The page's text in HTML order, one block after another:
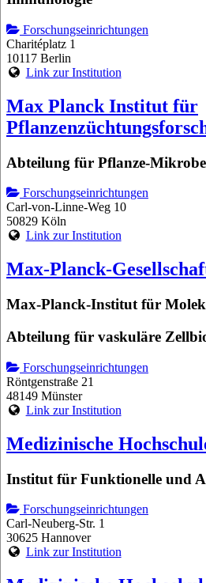
Forschungseinrichtungen
Charitéplatz 1
10117 Berlin
Link zur Institution
Max Planck Institut für
Abteilung für Pflanze-
Forschungseinrichtungen
Carl-von-Linne-Weg 10
50829 Köln
Link zur Institution
Max-Planck-
Max-Planck-Institut für
Abteilung für vaskuläre
Forschungseinrichtungen
Röntgenstraße 21
48149 Münster
Link zur Institution
Medizinische
Institut für Funktionelle und
Forschungseinrichtungen
Carl-Neuberg-Str. 1
30625 Hannover
Link zur Institution